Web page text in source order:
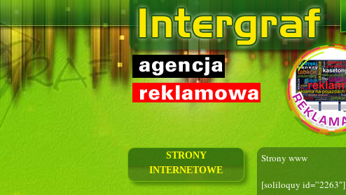
STRONY
INTERNETOWE
Strony www
[soliloquy id=”2263″]